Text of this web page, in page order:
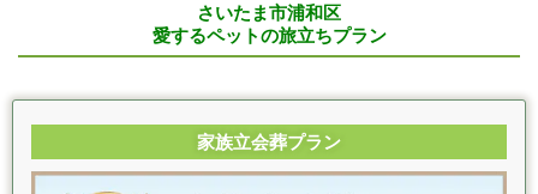
さいたま市浦和区
愛するペットの旅立ちプラン
家族立会葬プラン